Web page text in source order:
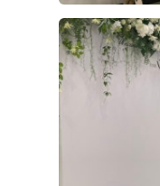
결혼식 준비하
위치.4.주차5.예
안산 더베니르홀